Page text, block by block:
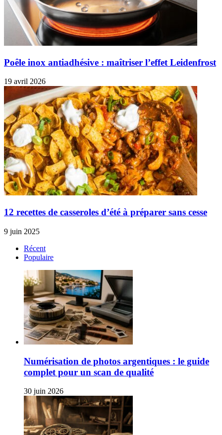
Poêle inox antiadhésive : maîtriser l’effet Leidenfrost
19 avril 2026
12 recettes de casseroles d’été à préparer sans cesse
9 juin 2025
Récent
Populaire
Numérisation de photos argentiques : le guide
complet pour un scan de qualité
30 juin 2026